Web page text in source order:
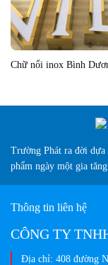
Chữ nổi inox Bình
Trường Phát ra đời dựa
phẩm ngày một gia
Thông tin liên hệ
CÔNG TY
Địa chỉ: 408 đường